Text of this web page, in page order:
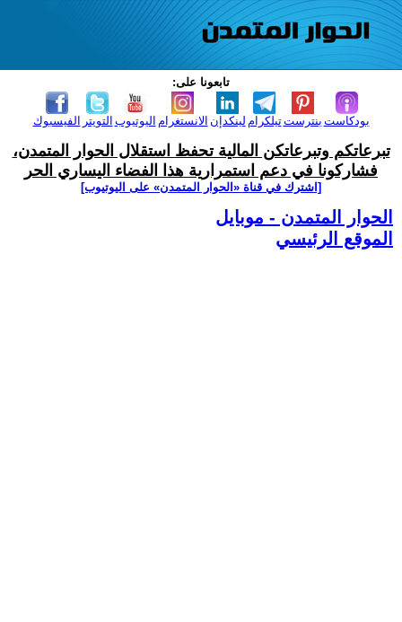
تابعونا على:
الفيسبوك التويتر اليوتيوب الانستغرام لينكدإن تيلكرامبنترست بودكاست
تبرعاتكم وتبرعاتكن المالية تحفظ استقلال الحوار المتمدن،
فشاركونا في دعم استمرارية هذا الفضاء اليساري الحر
[اشترك في قناة ‫«الحوار المتمدن» على اليوتيوب]
الحوار المتمدن - موبايل
الموقع الرئيسي